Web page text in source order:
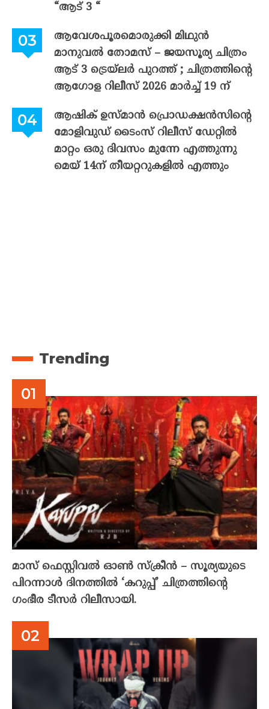
“ആട് 3 “
ആവേശപൂരമൊരുക്കി മിഥുൻ
മാനുവൽ തോമസ് – ജയസൂര്യ ചിത്രം
ആട് 3 ട്രെയ്‌ലർ പുറത്ത് ; ചിത്രത്തിന്റെ
ആഗോള റിലീസ് 2026 മാർച്ച് 19 ന്
ആഷിക് ഉസ്മാൻ പ്രൊഡക്ഷൻസിന്റെ
മോളിവുഡ് ടൈംസ് റിലീസ് ഡേറ്റിൽ
മാറ്റം ഒരു ദിവസം മുന്നേ എത്തുന്നു
മെയ് 14ന് തീയറ്ററുകളിൽ എത്തും
Trending
മാസ് ഫെസ്റ്റിവൽ ഓൺ സ്‌ക്രീൻ – സൂര്യയുടെ
പിറന്നാൾ ദിനത്തിൽ ‘കറുപ്പ്’ ചിത്രത്തിന്റെ
ഗംഭീര ടീസർ റിലീസായി.